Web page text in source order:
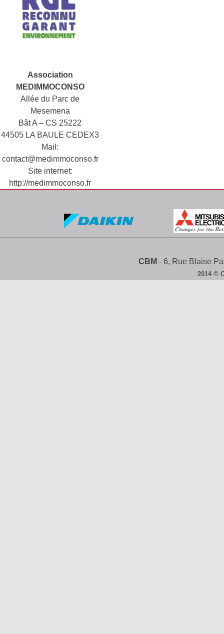
Association
MEDIMMOCONSO
Allée du Parc de
Mesemena
Bât A – CS 25222
44505 LA BAULE CEDEX3
Mail:
contact@medimmoconso.fr
Site internet:
http://medimmoconso.fr
CBM - 6, Rue Blaise
2014 ©